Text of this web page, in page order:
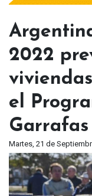
2022
el
Garrafas
Martes, 21 de